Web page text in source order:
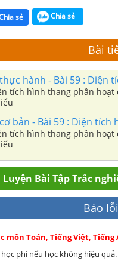
sẻ Chia sẻ
Bài
hành - Bài 59 : Diện
tích hình thang phần
bản - Bài 59 : Diện tích
tích hình thang phần
Luyện Bài Tập Trắc
Báo
môn Toán, Tiếng Việt,
phí nếu học không hiệu